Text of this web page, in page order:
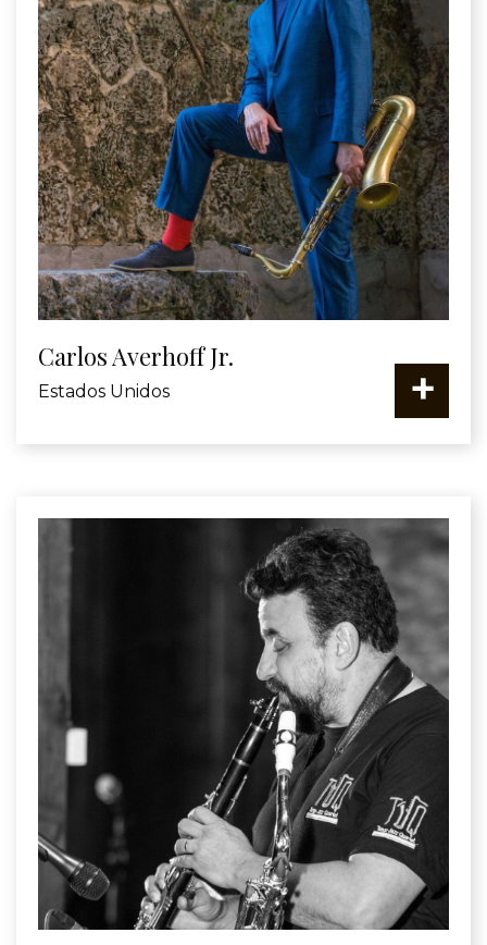
Carlos Averhoff Jr.
Estados Unidos +